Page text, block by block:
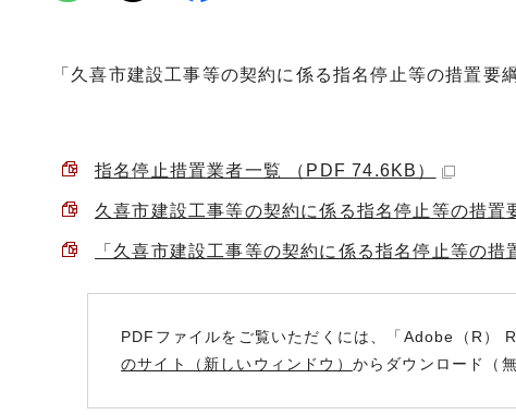
「久喜市建設工事等の契約に係る指名停止等の措置要
指名停止措置業者一覧 （PDF 74.6KB）
久喜市建設工事等の契約に係る指名停止等の措
「久喜市建設工事等の契約に係る指名停止等の
PDFファイルをご覧いただくには、「Adobe（R）
のサイト（新しいウィンドウ） からダウンロード（